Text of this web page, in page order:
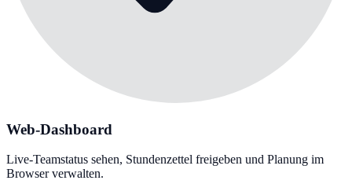
Web-Dashboard
Live-Teamstatus sehen, Stundenzettel freigeben und Planung im
Browser verwalten.